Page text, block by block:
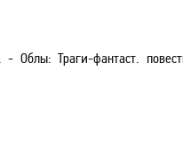
- Облы:Траги-фантаст.